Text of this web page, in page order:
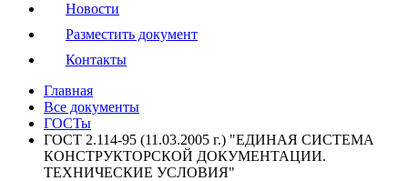
Новости
Разместить документ
Контакты
Главная
Все документы
ГОСТы
ГОСТ 2.114-95 (11.03.2005 г.) "ЕДИНАЯ СИСТЕМА
КОНСТРУКТОРСКОЙ ДОКУМЕНТАЦИИ.
ТЕХНИЧЕСКИЕ УСЛОВИЯ"